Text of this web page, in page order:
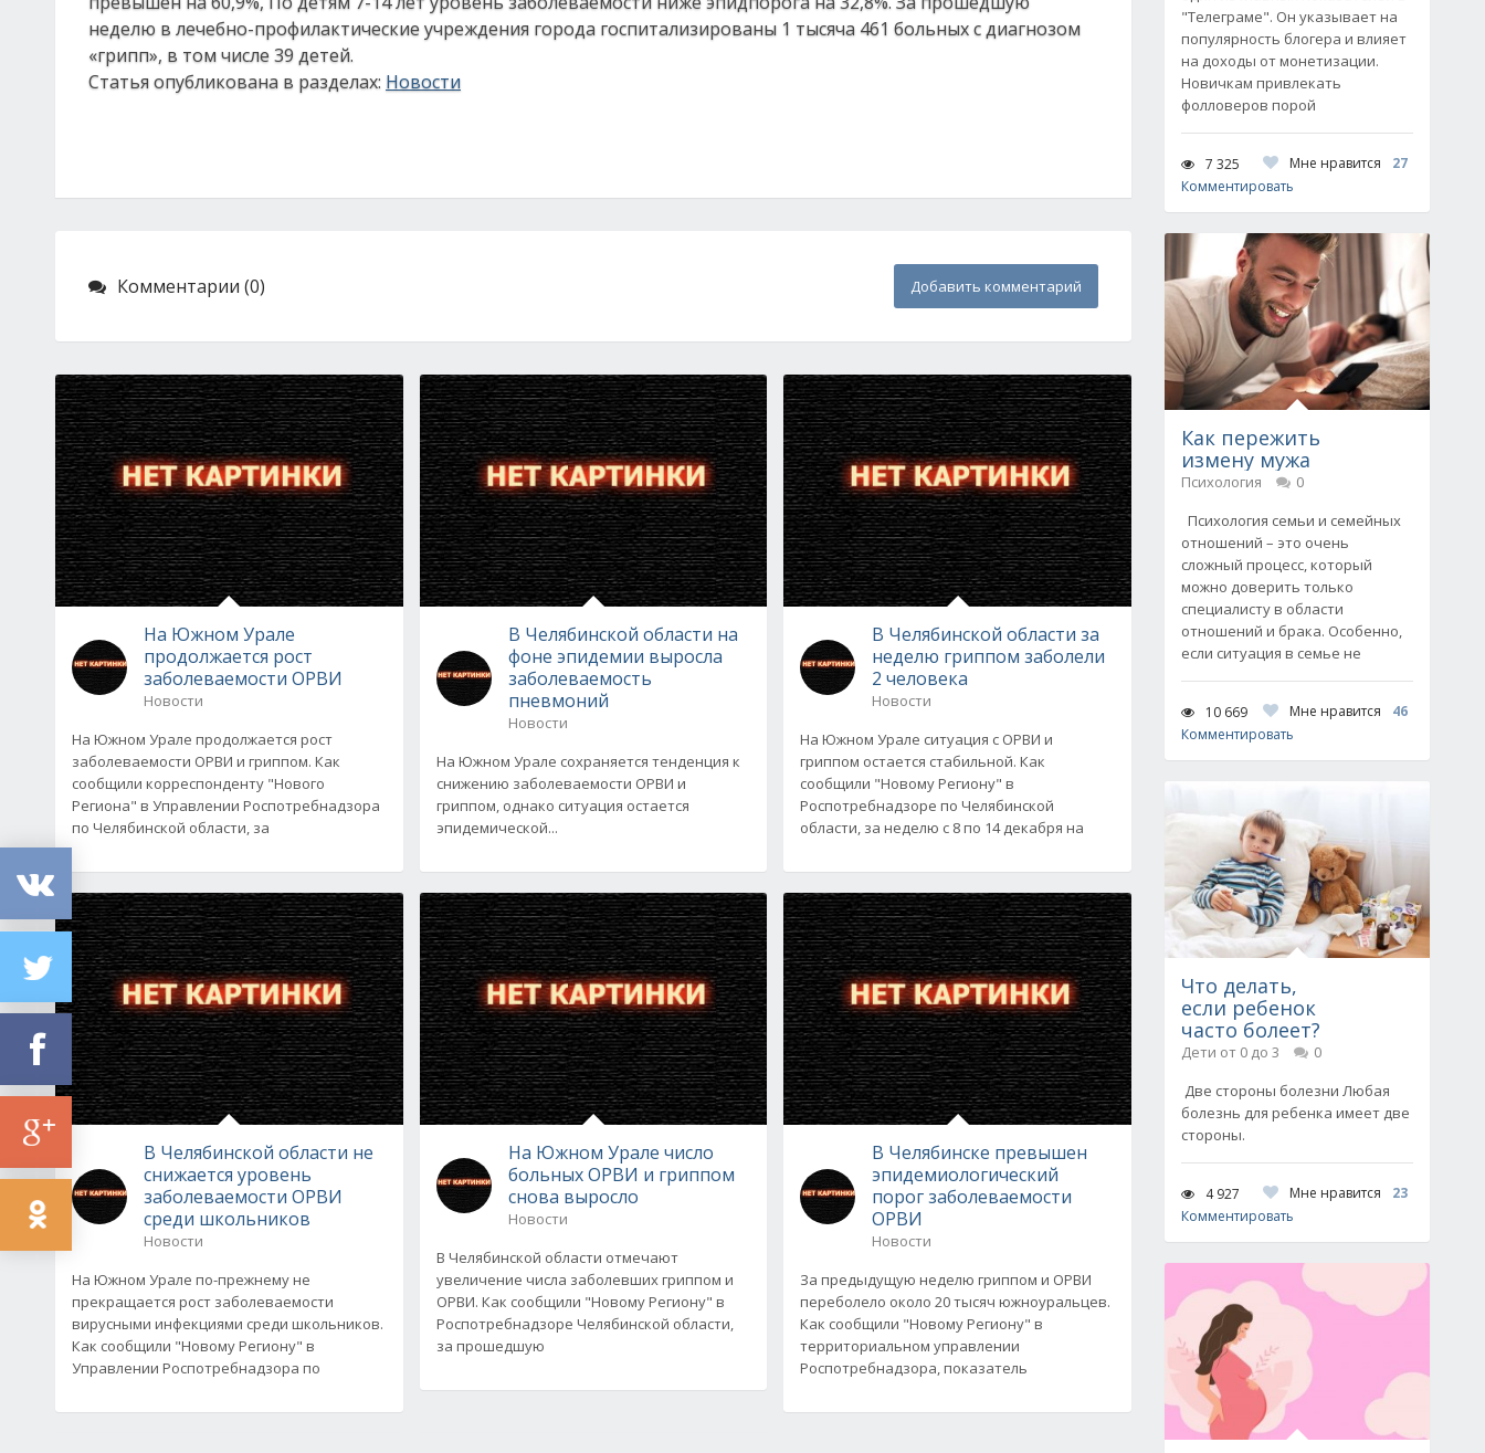
неделю в лечебно-профилактические учреждения города госпитализированы 1 тысяча 461 больных с диагнозом
«грипп», в том числе 39 детей.
Статья опубликована в разделах: Новости
Комментарии (0) Добавить комментарий
На Южном Урале
продолжается рост
заболеваемости ОРВИ
Новости
На Южном Урале продолжается рост
заболеваемости ОРВИ и гриппом. Как
сообщили корреспонденту "Нового
Региона" в Управлении Роспотребнадзора
по Челябинской области, за
В Челябинской области не
снижается уровень
заболеваемости ОРВИ
среди школьников
Новости
На Южном Урале по-прежнему не
прекращается рост заболеваемости
вирусными инфекциями среди школьников.
Как сообщили "Новому Региону" в
Управлении Роспотребнадзора по
В Челябинской области на
фоне эпидемии выросла
заболеваемость
пневмоний
Новости
На Южном Урале сохраняется тенденция к
снижению заболеваемости ОРВИ и
гриппом, однако ситуация остается
эпидемической...
На Южном Урале число
больных ОРВИ и гриппом
снова выросло
Новости
В Челябинской области отмечают
увеличение числа заболевших гриппом и
ОРВИ. Как сообщили "Новому Региону" в
Роспотребнадзоре Челябинской области,
за прошедшую
В Челябинской области за
неделю гриппом заболели
2 человека
Новости
На Южном Урале ситуация с ОРВИ и
гриппом остается стабильной. Как
сообщили "Новому Региону" в
Роспотребнадзоре по Челябинской
области, за неделю с 8 по 14 декабря на
В Челябинске превышен
эпидемиологический
порог заболеваемости
ОРВИ
Новости
За предыдущую неделю гриппом и ОРВИ
переболело около 20 тысяч южноуральцев.
Как сообщили "Новому Региону" в
территориальном управлении
Роспотребнадзора, показатель
"Телеграме". Он указывает на
популярность блогера и влияет
на доходы от монетизации.
Новичкам привлекать
фолловеров порой
7 325 Мне нравится
27
Комментировать
Как пережить
измену мужа
Психология
0
Психология семьи и семейных
отношений – это очень
сложный процесс, который
можно доверить только
специалисту в области
отношений и брака. Особенно,
если ситуация в семье не
10 669 Мне нравится
46
Комментировать
Что делать,
если ребенок
часто болеет?
Дети от 0 до 3
0
Две стороны болезни Любая
болезнь для ребенка имеет две
стороны.
4 927 Мне нравится
23
Комментировать